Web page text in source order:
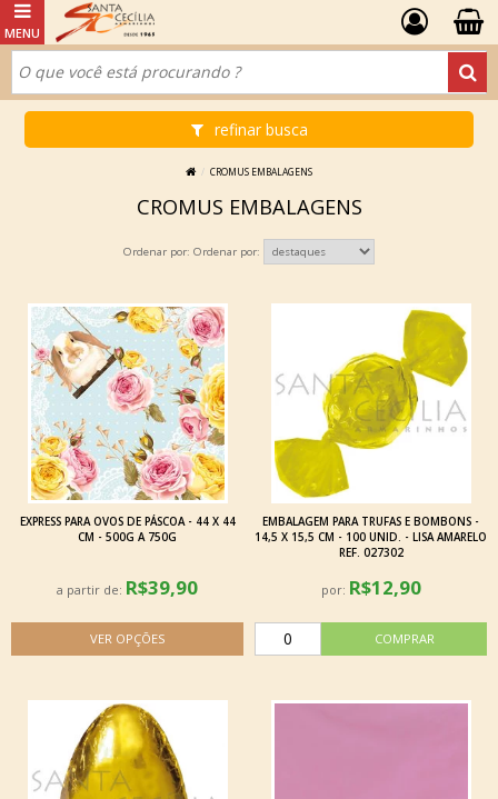
refinar busca
CROMUS EMBALAGENS
CROMUS EMBALAGENS
Ordenar por:
EXPRESS PARA OVOS DE PÁSCOA - 44 X 44
CM - 500G A 750G
a partir de: R$39,90
EMBALAGEM PARA TRUFAS E BOMBONS -
14,5 X 15,5 CM - 100 UNID. - LISA AMARELO
REF. 027302
por: R$12,90